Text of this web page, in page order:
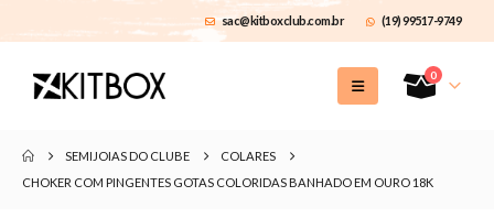
sac@kitboxclub.com.br (19) 99517-9749
0
SEMIJOIAS DO CLUBE
COLARES
CHOKER COM PINGENTES GOTAS COLORIDAS BANHADO EM OURO 18K